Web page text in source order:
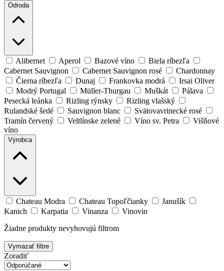
Odroda
Alibernet Aperol Bazové víno
Biela ríbezľa
Cabernet Sauvignon
Cabernet Sauvignon rosé
Chardonnay
Čierna ríbezľa
Dunaj Frankovka modrá
Irsai Oliver
Modrý Portugal
Müller-Thurgau Muškát
Pálava
Pesecká leánka
Rizling rýnsky
Rizling vlašský
Rulandské šedé
Sauvignon blanc
Svätovavrinecké rosé
Tramín červený
Veltlínske zelené Víno sv. Petra
Višňové
víno
Výrobca
Chateau Modra Chateau Topoľčianky
Janušík
Kanich
Karpatia Vinanza
Vinovin
Žiadne produkty nevyhovujú filtrom
Vymazať filtre
Zoradiť